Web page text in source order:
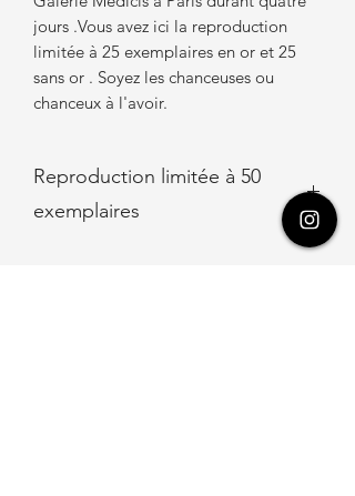
jours .Vous avez ici la reproduction
limitée à 25 exemplaires en or et 25
sans or . Soyez les chanceuses ou
chanceux à l'avoir.
Reproduction limitée à 50
exemplaires